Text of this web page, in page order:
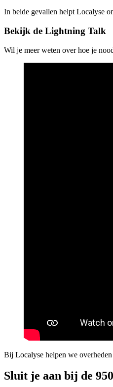
In beide gevallen helpt Localyse
Bekijk de Lightning Talk
Wil je meer weten over hoe je
Bij Localyse helpen we
Sluit je aan bij de